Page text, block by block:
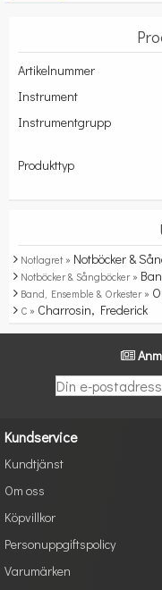
Artikelnummer
Instrument
Instrumentgrupp
Produkttyp
Notlagret » Notböcker &
Notböcker & Sångböcker »
Band, Ensemble & Orkester »
C » Charrosin, Frederick
Kundservice
Kundtjänst
Om oss
Köpvillkor
Personuppgiftspolicy
Varumärken